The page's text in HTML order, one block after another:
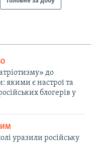
до
якими є настрої та
блогерів у
уразили російську